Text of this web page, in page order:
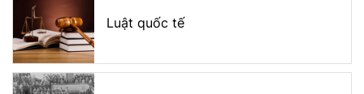
Luật quốc tế